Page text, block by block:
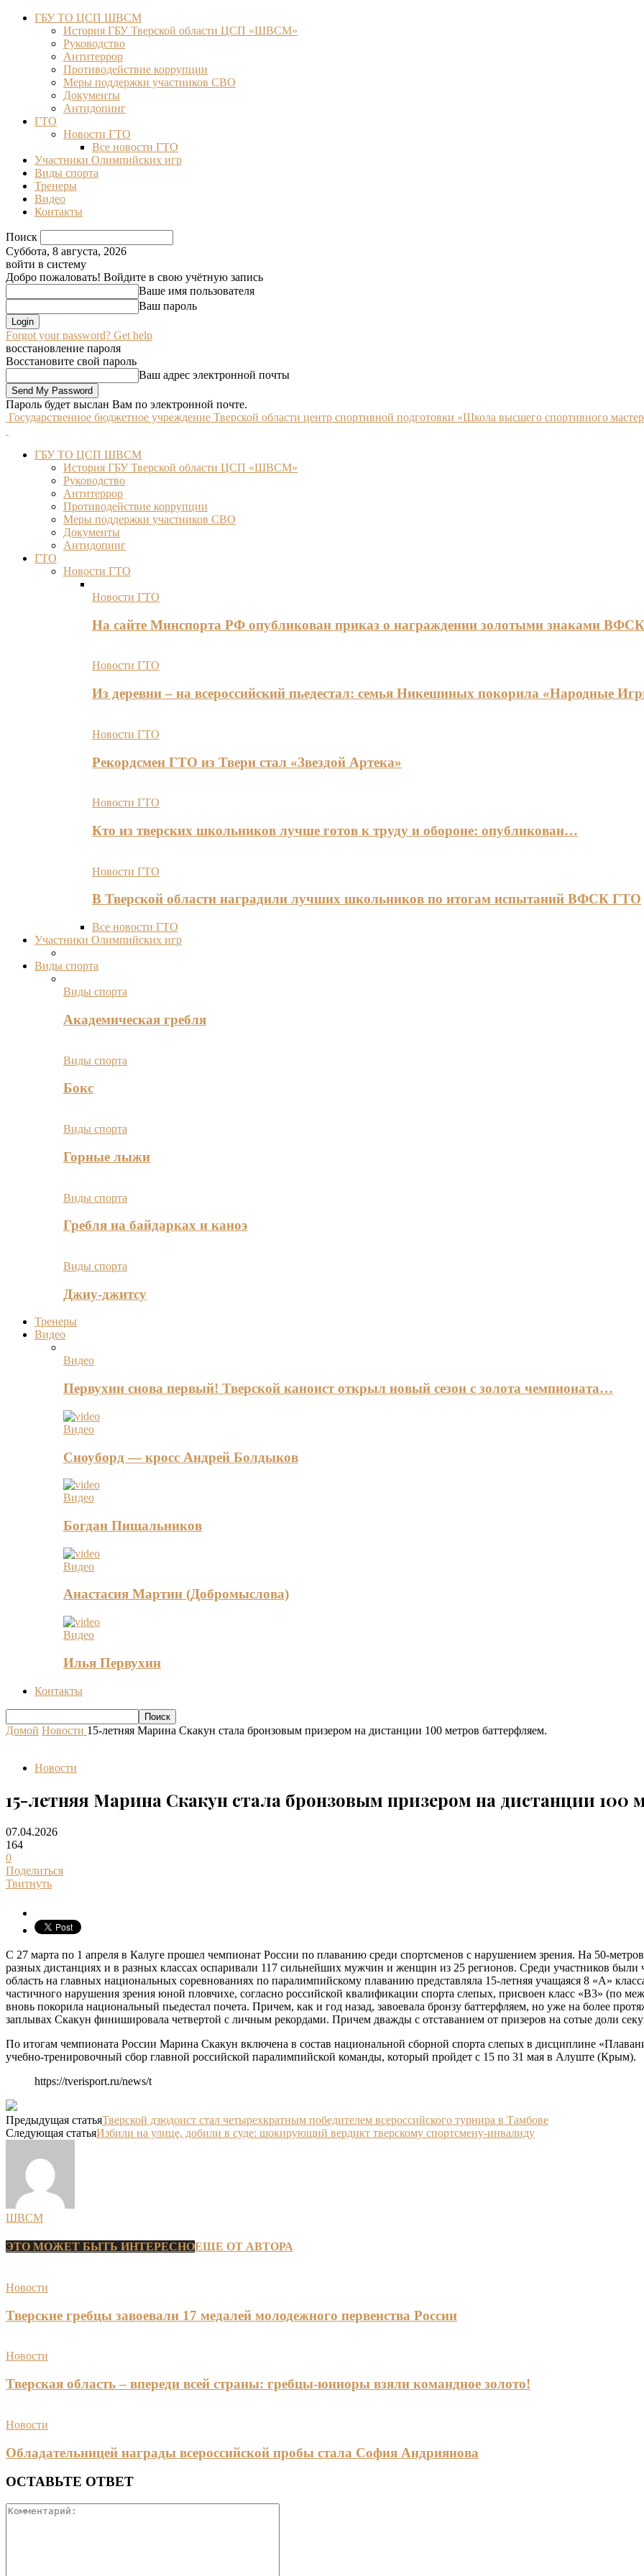
ГБУ ТО ЦСП ШВСМ
История ГБУ Тверской области ЦСП «ШВСМ»
Руководство
Антитеррор
Противодействие коррупции
Меры поддержки участников СВО
Документы
Антидопинг
ГТО
Новости ГТО
Все новости ГТО
Участники Олимпийских игр
Виды спорта
Тренеры
Видео
Контакты
Поиск
Суббота, 8 августа, 2026
войти в систему
Добро пожаловать! Войдите в свою учётную запись
Ваше имя пользователя
Ваш пароль
Forgot your password? Get help
восстановление пароля
Восстановите свой пароль
Ваш адрес электронной почты
Пароль будет выслан Вам по электронной почте.
Государственное бюджетное учреждение Тверской области центр спортивной подготовки «Школа высшего спортивного
ГБУ ТО ЦСП ШВСМ
История ГБУ Тверской области ЦСП «ШВСМ»
Руководство
Антитеррор
Противодействие коррупции
Меры поддержки участников СВО
Документы
Антидопинг
ГТО
Новости ГТО
Новости ГТО
На сайте Минспорта РФ опубликован приказ о награждении золотыми знаками
Новости ГТО
Из деревни – на всероссийский пьедестал: семья Никешиных покорила «Народные
Новости ГТО
Рекордсмен ГТО из Твери стал «Звездой Артека»
Новости ГТО
Кто из тверских школьников лучше готов к труду и обороне: опубликован…
Новости ГТО
В Тверской области наградили лучших школьников по итогам испытаний ВФСК ГТО
Все новости ГТО
Участники Олимпийских игр
Виды спорта
Виды спорта
Академическая гребля
Виды спорта
Бокс
Виды спорта
Горные лыжи
Виды спорта
Гребля на байдарках и каноэ
Виды спорта
Джиу-джитсу
Тренеры
Видео
Видео
Первухин снова первый! Тверской каноист открыл новый сезон с золота чемпионата…
Видео
Сноуборд — кросс Андрей Болдыков
Видео
Богдан Пищальников
Видео
Анастасия Мартин (Добромыслова)
Видео
Илья Первухин
Контакты
Домой Новости 15-летняя Марина Скакун стала бронзовым призером на дистанции 100 метров баттерфляем.
Новости
15-летняя Марина Скакун стала бронзовым призером на дистанции 100
07.04.2026
164
0
Поделиться
Твитнуть
С 27 марта по 1 апреля в Калуге прошел чемпионат России по плаванию среди спортсменов с нарушением зрения. На 50-
разных дистанциях и в разных классах оспаривали 117 сильнейших мужчин и женщин из 25 регионов. Среди участников
область на главных национальных соревнованиях по паралимпийскому плаванию представляла 15-летняя учащаяся 8 «А»
частичного нарушения зрения юной пловчихе, согласно российской квалификации спорта слепых, присвоен класс «В3» (по
вновь покорила национальный пьедестал почета. Причем, как и год назад, завоевала бронзу баттерфляем, но уже на более
заплывах Скакун финишировала четвертой с личным рекордами. Причем дважды с отставанием от призеров на сотые доли
По итогам чемпионата России Марина Скакун включена в состав национальной сборной спорта слепых в дисциплине
учебно-тренировочный сбор главной российской паралимпийской команды, который пройдет с 15 по 31 мая в Алуште (Крым).
https://tverisport.ru/news/t
Предыдущая статьяТверской дзюдоист стал четырехкратным победителем всероссийского турнира в Тамбове
Следующая статьяИзбили на улице, добили в суде: шокирующий вердикт тверскому спортсмену-инвалиду
ШВСМ
ЭТО МОЖЕТ БЫТЬ ИНТЕРЕСНОЕЩЕ ОТ АВТОРА
Новости
Тверские гребцы завоевали 17 медалей молодежного первенства России
Новости
Тверская область – впереди всей страны: гребцы-юниоры взяли командное золото!
Новости
Обладательницей награды всероссийской пробы стала София Андриянова
ОСТАВЬТЕ ОТВЕТ